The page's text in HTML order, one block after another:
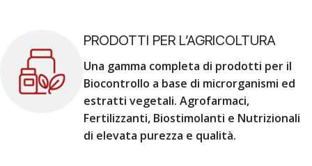
PRODOTTI PER L’AGRICOLTURA
Una gamma completa di prodotti per il
Biocontrollo a base di microrganismi ed
estratti vegetali. Agrofarmaci,
Fertilizzanti, Biostimolanti e Nutrizionali
di elevata purezza e qualità.